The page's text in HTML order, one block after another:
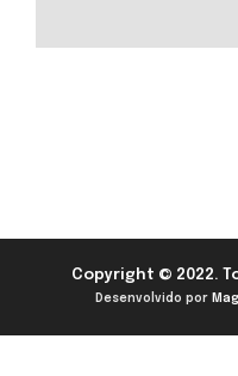
Copyright © 2022.
Desenvolvido por